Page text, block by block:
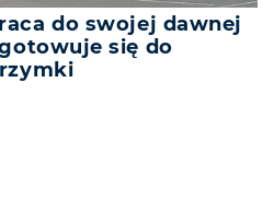
do swojej dawnej
się do